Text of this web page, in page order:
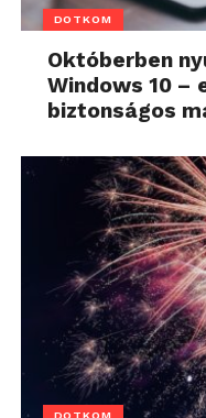
DOTKOM
Októberben
Windows 10 –
biztonságos